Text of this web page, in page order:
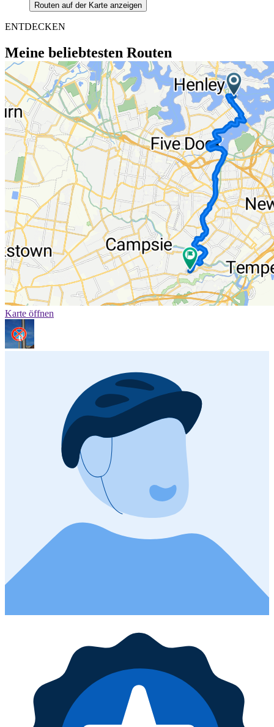
Routen auf der Karte anzeigen
ENTDECKEN
Meine beliebtesten Routen
Karte öffnen